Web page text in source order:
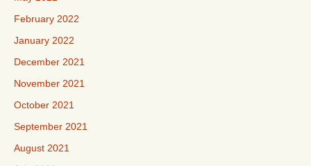
February 2022
January 2022
December 2021
November 2021
October 2021
September 2021
August 2021